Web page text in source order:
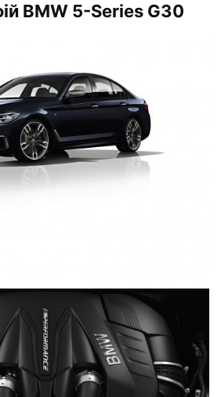
BMW 5-Series G30